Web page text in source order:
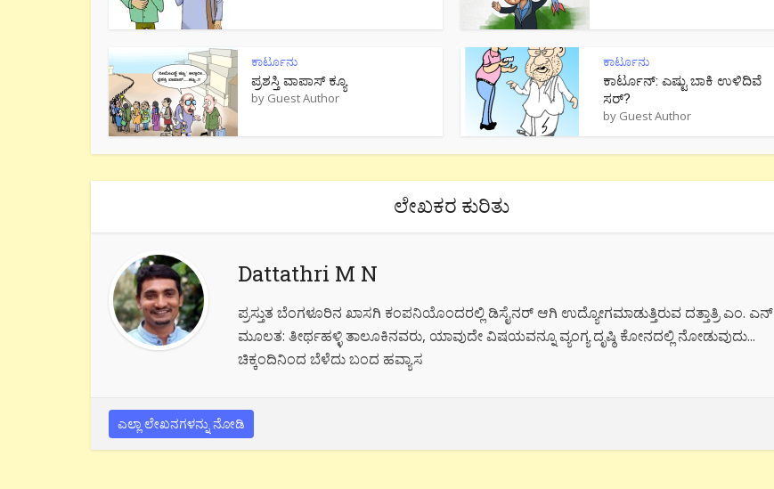
ಕಾರ್ಟೂನು
ಪ್ರಶಸ್ತಿ ವಾಪಾಸ್ ಕ್ಯೂ
by Guest Author
ಕಾರ್ಟೂನು
ಕಾರ್ಟೂನ್: ಎಷ್ಟು ಬಾಕಿ ಉಳಿದಿವೆ
ಸರ್?
by Guest Author
ಲೇಖಕರ ಕುರಿತು
Dattathri M N
ಪ್ರಸ್ತುತ ಬೆಂಗಳೂರಿನ ಖಾಸಗಿ ಕಂಪನಿಯೊಂದರಲ್ಲಿ ಡಿಸೈನರ್ ಆಗಿ ಉದ್ಯೋಗಮಾಡುತ್ತಿರುವ ದತ್ತಾತ್ರಿ ಎಂ. ಎನ್
ಮೂಲತ: ತೀರ್ಥಹಳ್ಳಿ ತಾಲೂಕಿನವರು, ಯಾವುದೇ ವಿಷಯವನ್ನೂ ವ್ಯಂಗ್ಯ ದೃಷ್ಠಿ ಕೋನದಲ್ಲಿ ನೋಡುವುದು...
ಚಿಕ್ಕಂದಿನಿಂದ ಬೆಳೆದು ಬಂದ ಹವ್ಯಾಸ
ಎಲ್ಲಾ ಲೇಖನಗಳನ್ನು ನೋಡಿ